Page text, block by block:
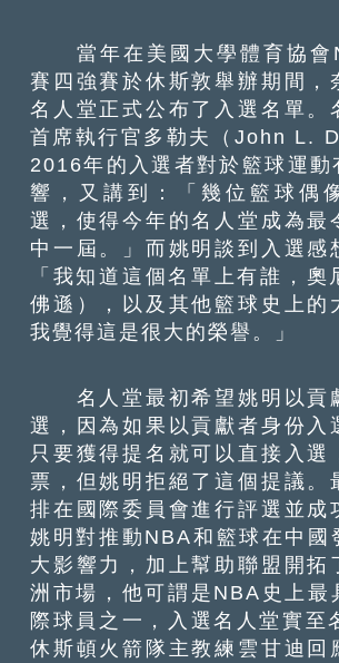
當年在美國大學體育協會
賽四強賽於休斯敦舉辦期間，
名人堂正式公布了入選名單。
首席執行官多勒夫（John L.
2016年的入選者對於籃球運動
響，又講到：「幾位籃球偶
選，使得今年的名人堂成為最
中一屆。」而姚明談到入選感
「我知道這個名單上有誰，
佛遜），以及其他籃球史上的
我覺得這是很大的榮譽。」
名人堂最初希望姚明以貢
選，因為如果以貢獻者身份入
只要獲得提名就可以直接入選
票，但姚明拒絕了這個提議。
排在國際委員會進行評選並成
姚明對推動NBA和籃球在中國
大影響力，加上幫助聯盟開拓
洲市場，他可謂是NBA史上最
際球員之一，入選名人堂實至
休斯頓火箭隊主教練雲甘迪回